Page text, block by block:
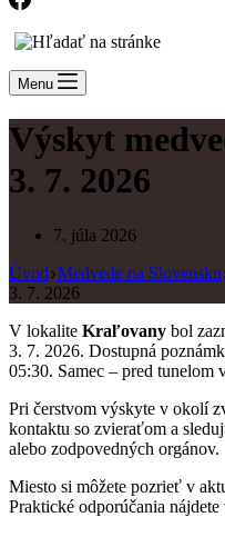
Menu
Výskyt
3. 7. 2026
7. júla 2026
Úvod Medvede na Slovensku
3. 7. 2026
V lokalite Kraľovany bol
3. 7. 2026. Dostupná
05:30. Samec – pred tunelom
Pri čerstvom výskyte v okolí
kontaktu so zvieraťom a
alebo zodpovedných orgánov.
Miesto si môžete pozrieť v
Praktické odporúčania nájdete